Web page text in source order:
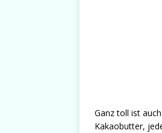
Ganz toll ist
Kakaobutter,